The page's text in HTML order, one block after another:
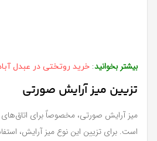
بیشتر بخوانید: خرید روتختی در عبدل
تزیین میز آرایش صورتی
میز آرایش صورتی، مخصوصاً برای اتاق‌های
است. برای تزیین این نوع میز آرایش،